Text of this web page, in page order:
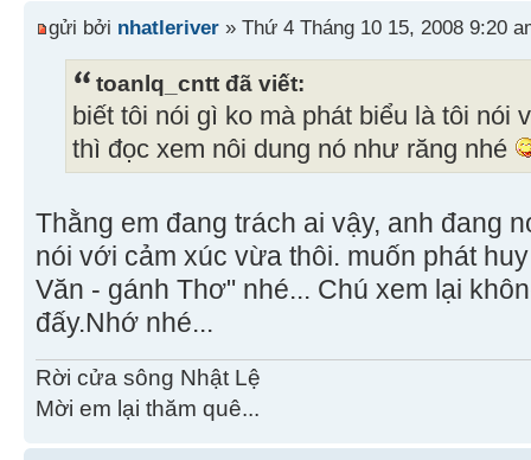
gửi bởi nhatleriver » Thứ 4 Tháng 10 15, 2008 9:20
toanlq_cntt đã viết:
biết tôi nói gì ko mà phát biểu là tôi nói
thì đọc xem nôi dung nó như răng nhé
Thằng em đang trách ai vậy, anh đang
nói với cảm xúc vừa thôi. muốn phát
Văn - gánh Thơ" nhé... Chú xem lại
đấy.Nhớ nhé...
Rời cửa sông Nhật Lệ
Mời em lại thăm quê...